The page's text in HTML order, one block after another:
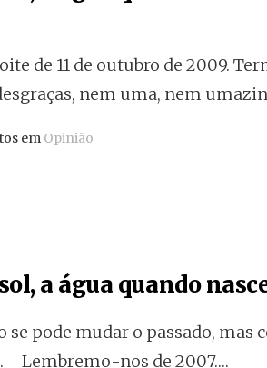
de 11 de outubro de 2009.
nem uma, nem
em Opinião
a água quando
se pode mudar o passado,
Lembremo-nos de 2007.…